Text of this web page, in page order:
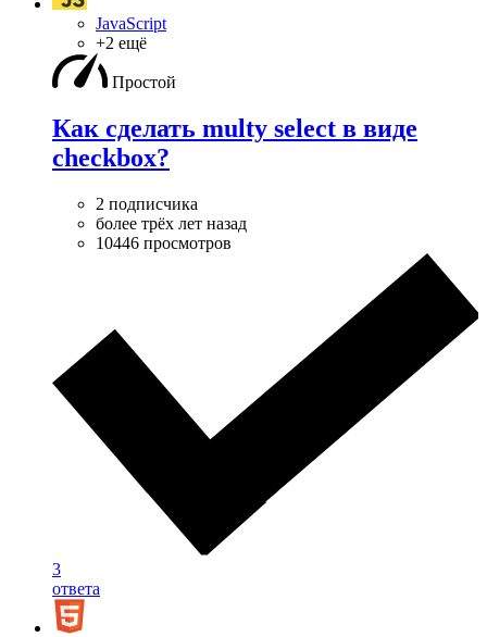
JavaScript
+2 ещё
Простой
Как сделать multy select в виде
checkbox?
2 подписчика
более трёх лет назад
10446 просмотров
3
ответа